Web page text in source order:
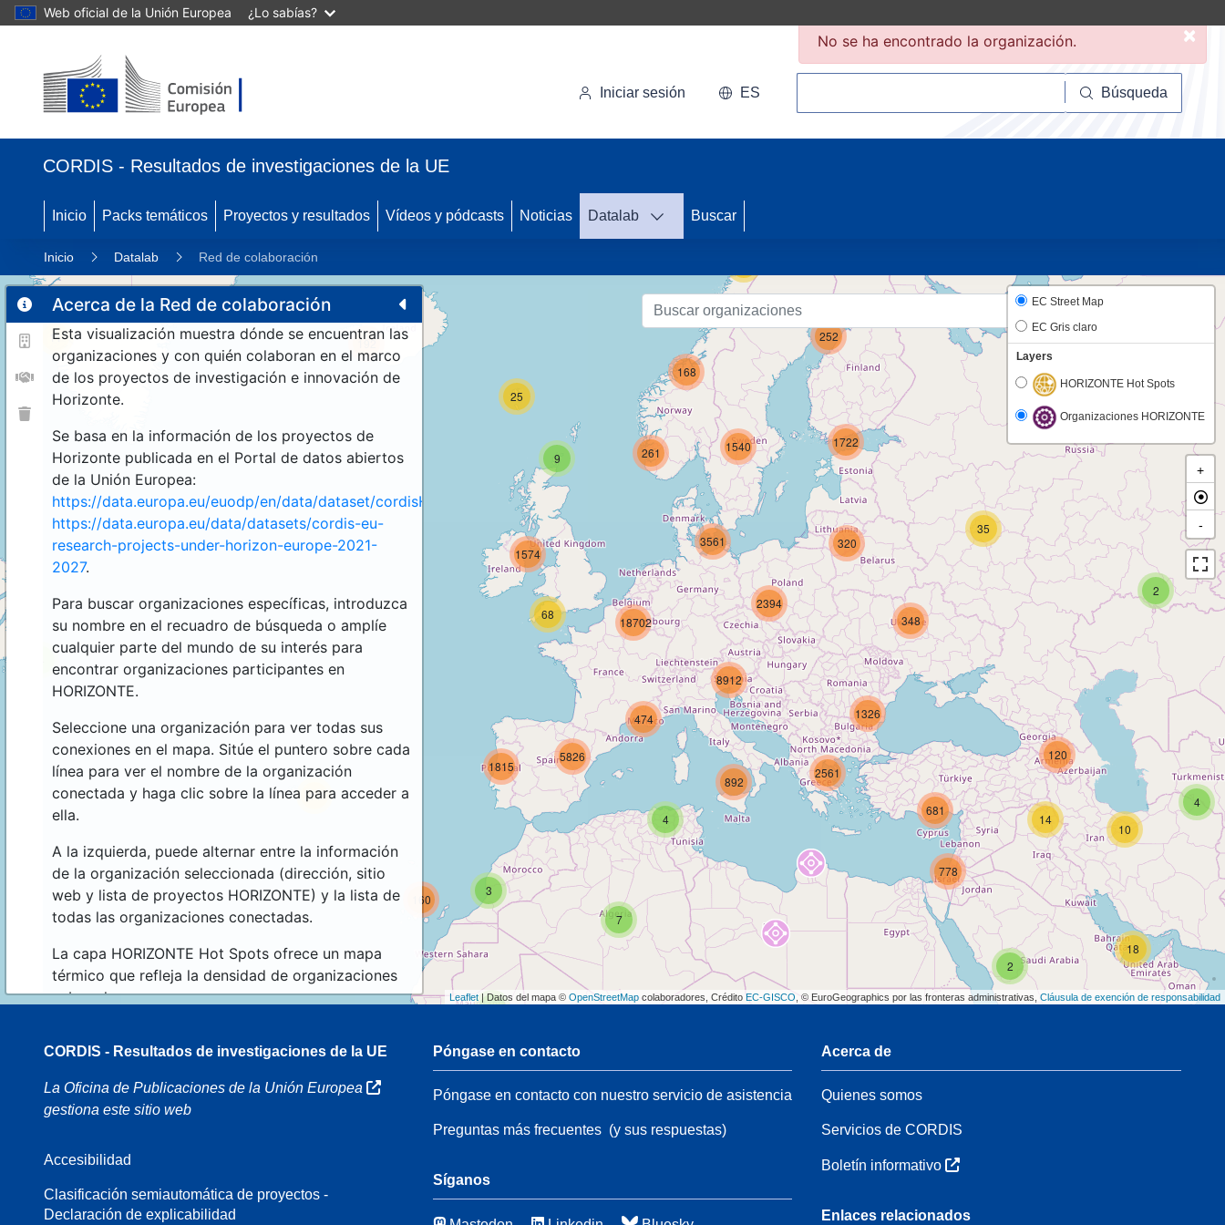
Web oficial de la Unión Europea ¿Lo sabías?
Iniciar sesión ES Búsqueda
CORDIS - Resultados de investigaciones de la UE
Inicio Packs temáticos Proyectos y resultados Vídeos y pódcasts Noticias Datalab Buscar
Inicio Datalab Red de colaboración
Acerca de la Red de colaboración
Esta visualización muestra dónde se encuentran las
organizaciones y con quién colaboran en el marco
de los proyectos de investigación e innovación de
Horizonte.
Se basa en la información de los proyectos de
Horizonte publicada en el Portal de datos abiertos
de la Unión Europea:
https://data.europa.eu/euodp/en/data/dataset/cordisH2020projects.
https://data.europa.eu/data/datasets/cordis-eu-
research-projects-under-horizon-europe-2021-
2027.
Para buscar organizaciones específicas, introduzca
su nombre en el recuadro de búsqueda o amplíe
cualquier parte del mundo de su interés para
encontrar organizaciones participantes en
HORIZONTE.
Seleccione una organización para ver todas sus
conexiones en el mapa. Sitúe el puntero sobre cada
línea para ver el nombre de la organización
conectada y haga clic sobre la línea para acceder a
ella.
A la izquierda, puede alternar entre la información
de la organización seleccionada (dirección, sitio
web y lista de proyectos HORIZONTE) y la lista de
todas las organizaciones conectadas.
La capa HORIZONTE Hot Spots ofrece un mapa
térmico que refleja la densidad de organizaciones
sobre el mapa.
4
18
10
2
2
2
21
54
11 192
3
44
160
2
35
25
9
168
261
4
892
14
120
1326
778
681
2561
7
1815
5826
68
474
3561
1574
18702
320
348
8912
2394
252
1540 1722
EC Street Map
EC Gris claro
Layers
HORIZONTE Hot Spots
Organizaciones HORIZONTE
+
-
Leaflet | Datos del mapa © OpenStreetMap colaboradores, Crédito EC-GISCO , © EuroGeographics por las fronteras administrativas, Cláusula de exención de responsabilidad
CORDIS - Resultados de investigaciones de la UE
La Oficina de Publicaciones de la Unión Europea
gestiona este sitio web
Accesibilidad
Clasificación semiautomática de proyectos -
Declaración de explicabilidad
Póngase en contacto
Póngase en contacto con nuestro servicio de asistencia
Preguntas más frecuentes(y sus respuestas)
Síganos
Acerca de
Quienes somos
Servicios de CORDIS
Boletín informativo
Enlaces relacionados
×
No se ha encontrado la organización.